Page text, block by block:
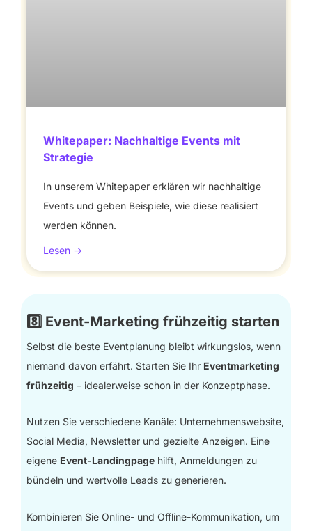
Whitepaper: Nachhaltige Events mit
Strategie
In unserem Whitepaper erklären wir nachhaltige
Events und geben Beispiele, wie diese realisiert
werden können.
Lesen ->
8️⃣ Event-Marketing frühzeitig starten
Selbst die beste Eventplanung bleibt wirkungslos, wenn
niemand davon erfährt. Starten Sie Ihr Eventmarketing
frühzeitig – idealerweise schon in der Konzeptphase.
Nutzen Sie verschiedene Kanäle: Unternehmenswebsite,
Social Media, Newsletter und gezielte Anzeigen. Eine
eigene Event-Landingpage hilft, Anmeldungen zu
bündeln und wertvolle Leads zu generieren.
Kombinieren Sie Online- und Offline-Kommunikation, um